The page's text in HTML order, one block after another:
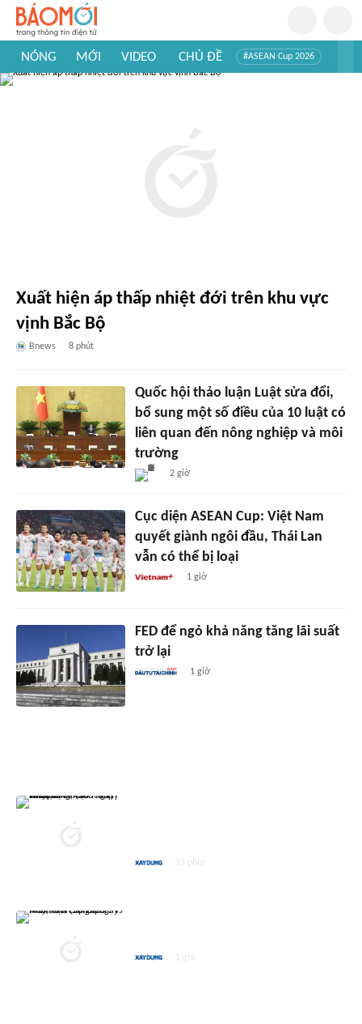
NÓNG MỚI VIDEO CHỦ ĐỀ #ASEAN Cup 2026
Xuất hiện áp thấp nhiệt đới trên khu vực
vịnh Bắc Bộ
Bnews 8 phút
Quốc hội thảo luận Luật sửa đổi,
bổ sung một số điều của 10 luật có
liên quan đến nông nghiệp và môi
trường
2 giờ
Cục diện ASEAN Cup: Việt Nam
quyết giành ngôi đầu, Thái Lan
vẫn có thể bị loại
1 giờ
FED để ngỏ khả năng tăng lãi suất
trở lại
1 giờ
15 phút
1 giờ